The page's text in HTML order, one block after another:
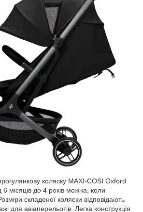
коляску MAXI-COSI Oxford
місяців до 4 років можна, коли
складеної коляски відповідають
для авіаперельотів. Легка конструкція